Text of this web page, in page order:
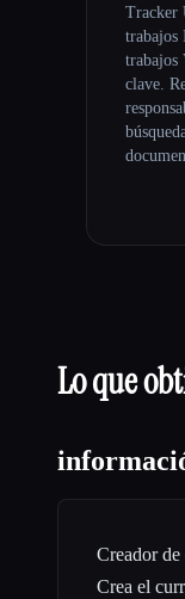
Tracker
trabajos
trabajos
clave.
Lo que
Creador
Crea el